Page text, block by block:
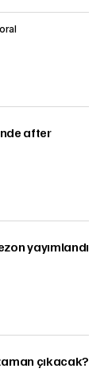
after
yayımlandı
çıkacak?